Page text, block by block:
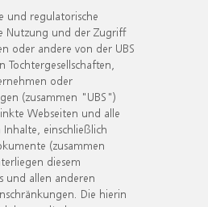
und regulatorische
Nutzung und der Zugriff
oder andere von der UBS
Tochtergesellschaften,
oder
(zusammen "UBS")
Webseiten und alle
einschließlich
(zusammen
diesem
und allen anderen
Die hierin